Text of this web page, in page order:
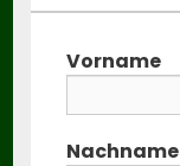
Vorname
Nachname